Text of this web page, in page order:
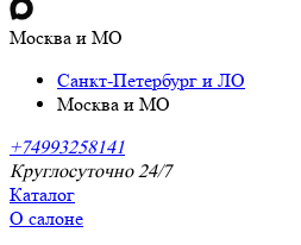
Москва и МО
Санкт-Петербург и ЛО
Москва и МО
+74993258141
Круглосуточно 24/7
Каталог
О салоне